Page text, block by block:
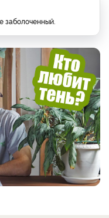
заболоченный.